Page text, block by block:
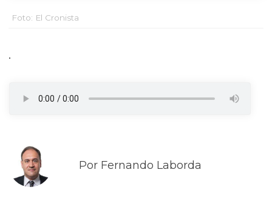
Foto: El Cronista
.
Por Fernando Laborda